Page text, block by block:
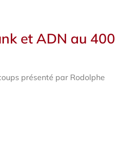
et ADN au 400
présenté par Rodolphe